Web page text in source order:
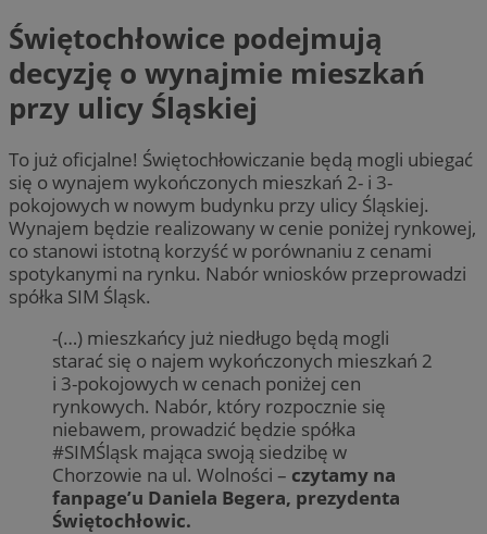
Świętochłowice podejmują
decyzję o wynajmie mieszkań
przy ulicy Śląskiej
To już oficjalne! Świętochłowiczanie będą mogli ubiegać
się o wynajem wykończonych mieszkań 2- i 3-
pokojowych w nowym budynku przy ulicy Śląskiej.
Wynajem będzie realizowany w cenie poniżej rynkowej,
co stanowi istotną korzyść w porównaniu z cenami
spotykanymi na rynku. Nabór wniosków przeprowadzi
spółka SIM Śląsk.
-(…) mieszkańcy już niedługo będą mogli
starać się o najem wykończonych mieszkań 2
i 3-pokojowych w cenach poniżej cen
rynkowych. Nabór, który rozpocznie się
niebawem, prowadzić będzie spółka
#SIMŚląsk mająca swoją siedzibę w
Chorzowie na ul. Wolności – czytamy na
fanpage’u Daniela Begera, prezydenta
Świętochłowic.